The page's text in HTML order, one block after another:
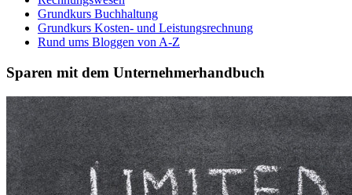
Grundkurs Buchhaltung
Grundkurs Kosten- und Leistungsrechnung
Rund ums Bloggen von A-Z
Sparen mit dem Unternehmerhandbuch